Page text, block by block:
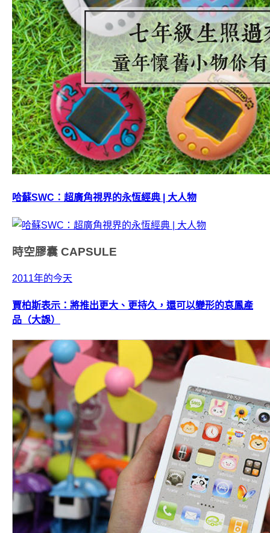
哈蘇SWC：超廣角視界的永恆經典 | 大人物
時空膠囊 CAPSULE
2011年的今天
賈柏斯表示：將推出更大、更持久，還可以變形的哀鳳產
品（大誤）